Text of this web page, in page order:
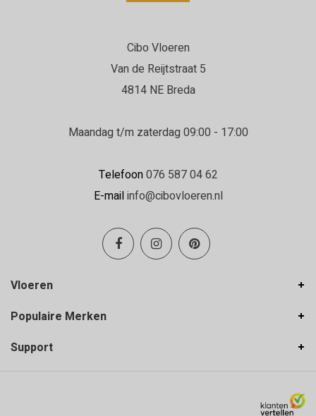
Cibo Vloeren
Van de Reijtstraat 5
4814 NE Breda
Maandag t/m zaterdag 09:00 - 17:00
Telefoon076 587 04 62
E-mailinfo@cibovloeren.nl
Vloeren
Populaire Merken
Support